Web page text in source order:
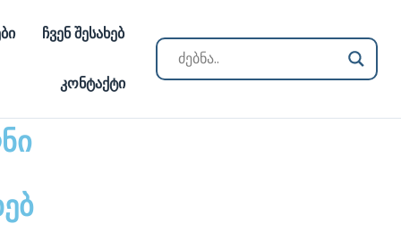
ჩვენ შესახებ
კონტაქტი